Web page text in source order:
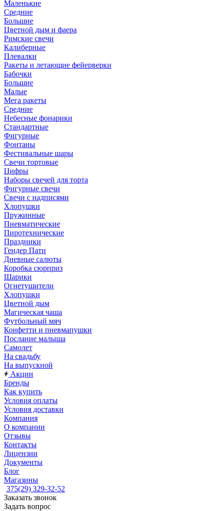
Маленькие
Средние
Большие
Цветной дым и фаера
Римские свечи
Калиберные
Плевалки
Ракеты и летающие фейерверки
Бабочки
Большие
Малые
Мега ракеты
Средние
Небесные фонарики
Стандартные
Фигурные
Фонтаны
Фестивальные шары
Свечи тортовые
Цифры
Наборы свечей для торта
Фигурные свечи
Свечи с надписями
Хлопушки
Пружинные
Пневматические
Пиротехнические
Праздники
Гендер Пати
Дневные салюты
Коробка сюрприз
Шарики
Огнетушители
Хлопушки
Цветной дым
Магическая чаша
Футбольный мяч
Конфетти и пневмапушки
Послание малыша
Самолет
На свадьбу
На выпускной
Акции
Бренды
Как купить
Условия оплаты
Условия доставки
Компания
О компании
Отзывы
Контакты
Лицензии
Документы
Блог
Магазины
375(29) 329-32-52
Заказать звонок
Задать вопрос